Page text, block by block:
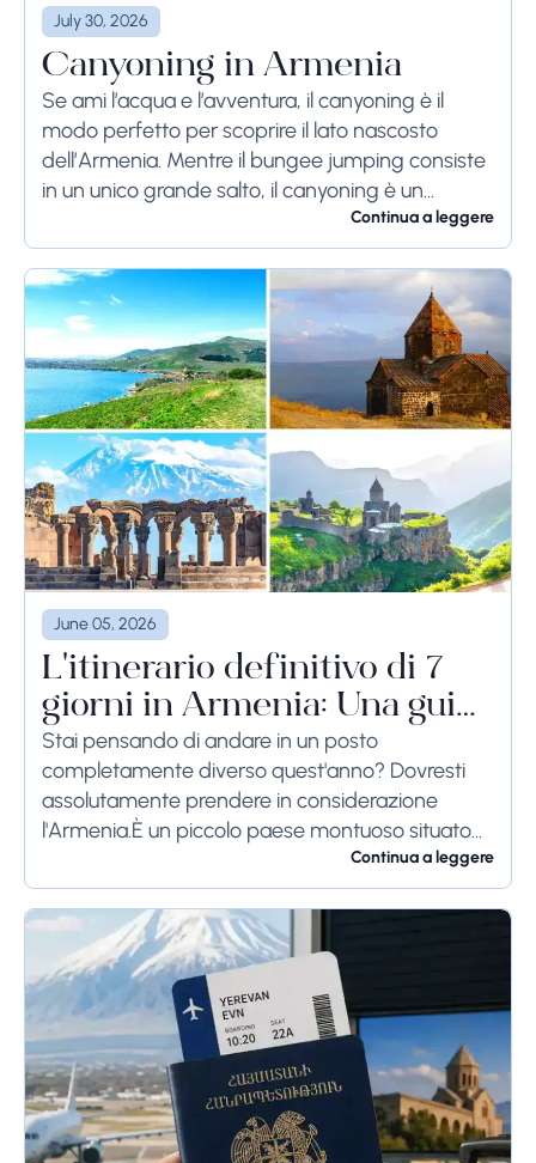
July 30, 2026
Canyoning in Armenia
Se ami l’acqua e l’avventura, il canyoning è il
modo perfetto per scoprire il lato nascosto
dell’Armenia. Mentre il bungee jumping consiste
in un unico grande salto, il canyoning è un
Continua a leggere
June 05, 2026
L'itinerario definitivo di 7
giorni in Armenia: Una guida
per chi è alle prime armi
(2026)
Stai pensando di andare in un posto
completamente diverso quest'anno? Dovresti
assolutamente prendere in considerazione
l'Armenia.È un piccolo paese montuoso situato
proprio dove l'Europa incontra l'Asia. È super
sicuro, davvero conveniente, e il 2026 è il...
Continua a leggere